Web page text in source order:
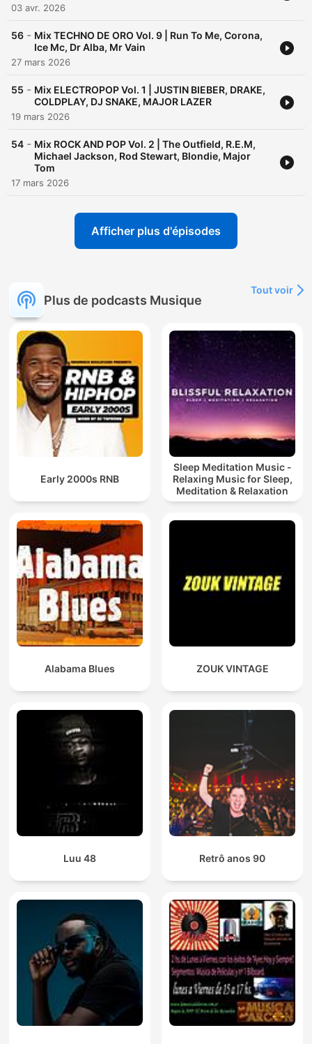
03 avr. 2026
56 - Mix TECHNO DE ORO Vol. 9 | Run To Me, Corona,
Ice Mc, Dr Alba, Mr Vain
27 mars 2026
55 - Mix ELECTROPOP Vol. 1 | JUSTIN BIEBER, DRAKE,
COLDPLAY, DJ SNAKE, MAJOR LAZER
19 mars 2026
54 - Mix ROCK AND POP Vol. 2 | The Outfield, R.E.M,
Michael Jackson, Rod Stewart, Blondie, Major
Tom
17 mars 2026
Afficher plus d'épisodes
Plus de podcasts Musique
Tout voir
Early 2000s RNB
Sleep Meditation Music -
Relaxing Music for Sleep,
Meditation & Relaxation
Alabama Blues ZOUK VINTAGE
Luu 48 Retrô anos 90